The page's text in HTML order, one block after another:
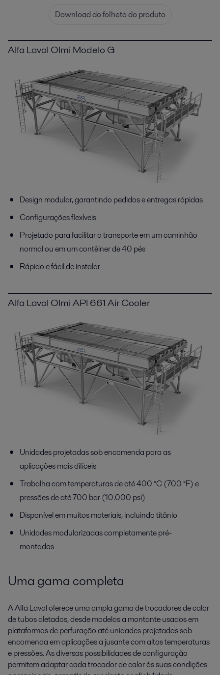
Download do folheto do produto
Alfa Laval Olmi Modelo G
Design modular, garantindo pedidos e entregas rápidas
Configurações flexíveis
Projetado para facilitar o transporte em um caminhão
normal ou em um contêiner de 40 pés
Rápido e fácil de instalar
Alfa Laval Olmi API 661 Air Cooler
Unidades projetadas sob encomenda para as
aplicações mais difíceis
Trabalha com temperaturas de até 400 °C (700 °F) e
pressões de até 700 bar (10.000 psi)
Disponível em muitos materiais, incluindo titânio
Unidades modularizadas completamente pré-
montadas
Uma gama completa
A Alfa Laval oferece uma ampla gama de trocadores de calor
de tubos aletados, desde modelos a montante usados em
plataformas de perfuração até unidades projetadas sob
encomenda em aplicações a jusante com altas temperaturas
e pressões. As diversas possibilidades de configuração
permitem adaptar cada trocador de calor às suas condições